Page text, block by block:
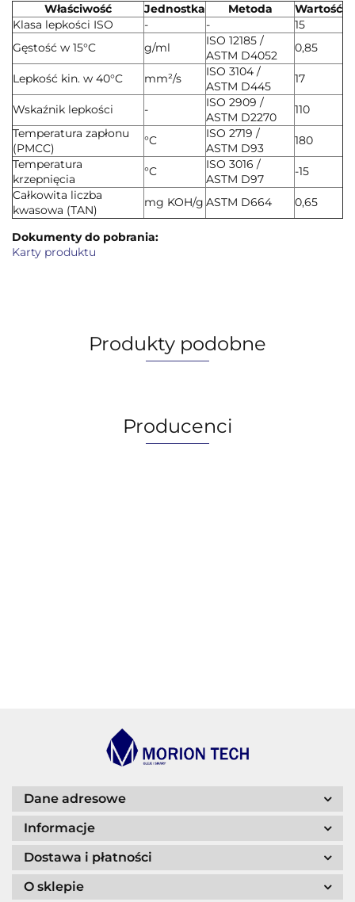
Właściwość Jednostka Metoda
Wartość
Klasa lepkości ISO
- -
15
Gęstość w 15°C
g/ml
ISO 12185 /
ASTM D4052
0,85
Lepkość kin. w 40°C mm²/s
ISO 3104 /
ASTM D445
17
Wskaźnik lepkości -
ISO 2909 /
ASTM D2270
110
Temperatura zapłonu
(PMCC)
°C
ISO 2719 /
ASTM D93
180
Temperatura
krzepnięcia
°C
ISO 3016 /
ASTM D97
-15
Całkowita liczba
kwasowa (TAN)
mg KOH/g ASTM D664 0,65
Dokumenty do pobrania:
Karty produktu
Produkty podobne
Producenci
Dane adresowe
Informacje
Dostawa i płatności
O sklepie